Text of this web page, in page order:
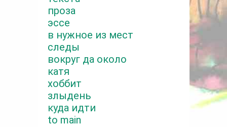
проза
эссе
в нужное из мест
следы
вокруг да около
катя
хоббит
злыдень
куда идти
to main